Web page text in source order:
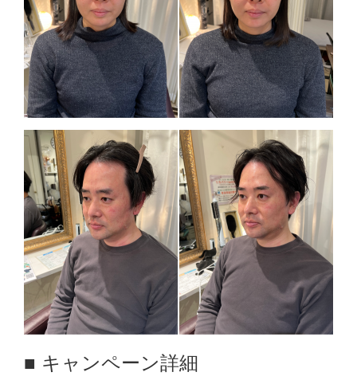
■ キャンペーン詳細